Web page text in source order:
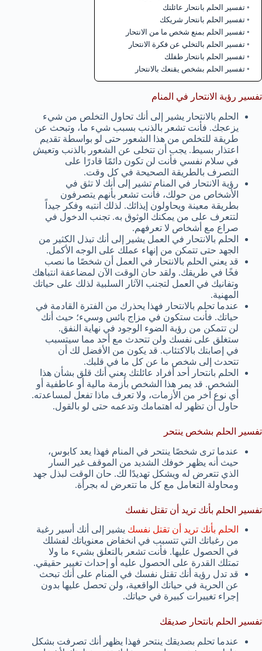
تفسير الحلم بانتحار عائلتك
تفسير الحلم بانتحار شريكك
تفسير الحلم بمنع شخص ما من الانتحار
تفسير الحلم بالتخلي عن فكرة الانتحار
تفسير الحلم بانتحار طفلك
تفسير الحلم بشخص يقنعك بالانتحار
تفسير رؤية الانتحار في المنام
الحلم بالانتحار يشير إلى أنك تحاول التخلص من شيء
يزعجك. فأنت تشعر بالذنب بسبب شيء ما، وتبحث عن
طريقة للتخلص من هذا الشعور حتى لو بواسطة تقديم
اعتذار بسيط. يجب أن تتخلى عن الشعور بالذنب وتعيش
في سلام نفسي فأنت لن تكون دائمًا قادرًا على
التصرف بالطريقة الصحيحة في كل وقت.
رؤية الانتحار في المنام تشير إلى أنك لا تثق في
الأشخاص من حولك، فأنت تشعر بأنهم يتصرفون
بطريقة معينة ويحاولون إيذائك. لذلك انتبه وفكر جيداً
لتتعرف على من يمكنك الوثوق به. تجنب الدخول في
صراع مع أشخاص لا تعرفهم.
الحلم بالانتحار في العمل يشير إلى أنك تبذل الكثير من
الجهد حتى تتمكن من إنهاء عملك على الوجه الأكمل.
قد يعني الحلم بالانتحار في العمل أن شخصًا ما نصب
فخًا في طريقك. ولقد حان الوقت الآن لمضاعفة انتباهك
وتفانيك في العمل لتجنب الآثار السلبية لذلك على حياتك
المهنية.
عندما تحلم بالانتحار فهذا يحذرك من الفترة القادمة في
حياتك. فأنت ستكون في مزاج بائس وسيء؛ حيث أنك
لن تتمكن من رؤية الضوء الوجود في نهاية النفق.
ستغلق على نفسك ولن تتحدث مع أحد مما سيتسبب
في إصابتك بالاكتئاب. قد يكون من الأفضل لك أن
تتحدث إلى شخص ما عن كل ما في قلبك.
الحلم بانتحار أحد أفراد عائلتك يعني أنك قلق بشأن هذا
الشخص. قد يمر هذا الشخص بأزمة مالية أو عاطفية أو
أي نوع آخر من الأزمات، ولا تعرف ماذا تفعل لمساعدته.
حاول أن تظهر له اهتمامك وتدعمه حتى لو بالقول.
تفسير الحلم بشخص ينتحر
عندما ترى شخصًا ينتحر في المنام فهذا يعد كابوس،
حيث أنه يظهر خوفك الشديد من الموقف غير السار
الذي تتعرض له ويشكل تهديدًا لك. حان الوقت لبذل جهد
ومحاولة التعامل مع كل ما تتعرض له بجرأة.
تفسير الحلم بأنك تريد أن تقتل نفسك
الحلم بأنك تريد أن تقتل نفسك يشير إلى أنك أسير رغبة
من رغباتك التي تتسبب في انخفاض معنوياتك لفشلك
في الحصول عليها. فأنت تشعر بالتعلق بشيء ما ولا
تمتلك القدرة على الحصول عليه أو إحداث تغيير حقيقي.
قد تدل رؤية أنك تقتل نفسك في المنام على أنك تبحث
عن الحرية في حياتك الواقعية، ولن تحصل عليها بدون
إجراء تغييرات كبيرة في حياتك.
تفسير الحلم بانتحار صديقك
عندما تحلم بصديقك ينتحر فهذا يظهر أنك تصرفت بشكل